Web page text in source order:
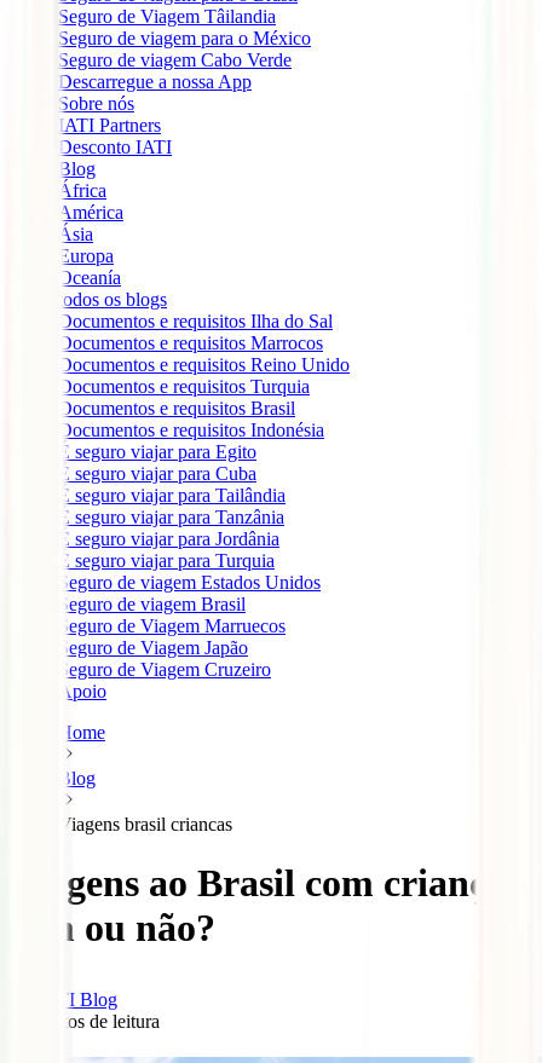
Seguro de Viagem Tâilandia
Seguro de viagem para o México
Seguro de viagem Cabo Verde
Descarregue a nossa App
Sobre nós
IATI Partners
Desconto IATI
Blog
África
América
Ásia
Europa
Oceanía
todos os blogs
Documentos e requisitos Ilha do Sal
Documentos e requisitos Marrocos
Documentos e requisitos Reino Unido
Documentos e requisitos Turquia
Documentos e requisitos Brasil
Documentos e requisitos Indonésia
É seguro viajar para Egito
É seguro viajar para Cuba
É seguro viajar para Tailândia
É seguro viajar para Tanzânia
É seguro viajar para Jordânia
É seguro viajar para Turquia
Seguro de viagem Estados Unidos
Seguro de viagem Brasil
Seguro de Viagem Marruecos
Seguro de Viagem Japão
Seguro de Viagem Cruzeiro
Apoio
Home
Blog
Viagens brasil criancas
Viagens ao Brasil com crianças.
Sim ou não?
IATI Blog
minutos de leitura